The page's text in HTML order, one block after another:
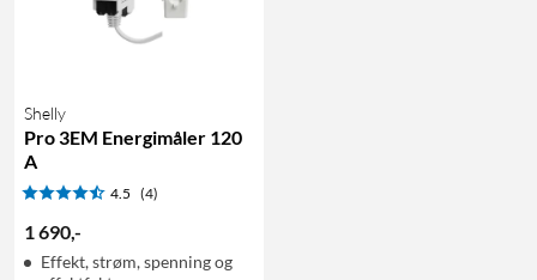
Shelly
Pro 3EM Energimåler 120
A
4.5 (4)
1 690-
Effekt, strøm, spenning og